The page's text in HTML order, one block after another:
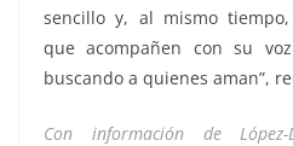
sencillo y, al mismo
que acompañen con su
buscando a quienes aman”,
Con información de